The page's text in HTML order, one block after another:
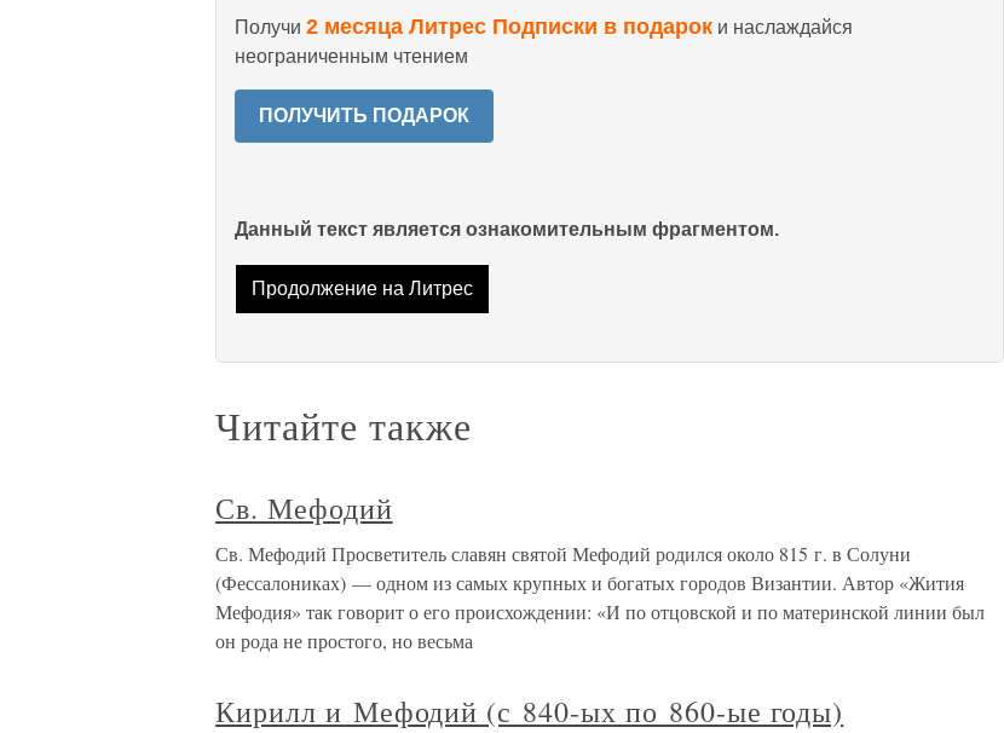
Получи 2 месяца Литрес Подписки в подарок и наслаждайся
неограниченным чтением
ПОЛУЧИТЬ ПОДАРОК
Данный текст является ознакомительным фрагментом.
Продолжение на Литрес
Читайте также
Св. Мефодий
Св. Мефодий Просветитель славян святой Мефодий родился около 815 г. в Солуни
(Фессалониках) — одном из самых крупных и богатых городов Византии. Автор «Жития
Мефодия» так говорит о его происхождении: «И по отцовской и по материнской линии был
он рода не простого, но весьма
Кирилл и Мефодий (с 840-ых по 860-ые годы)